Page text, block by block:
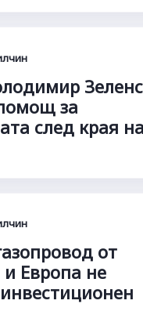
за
след края на
от
Европа не